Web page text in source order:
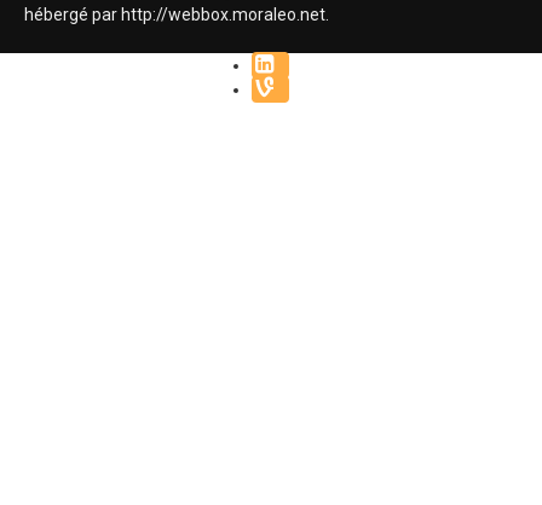
hébergé par http://webbox.moraleo.net.